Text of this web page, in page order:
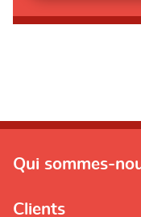
Qui sommes-
Clients